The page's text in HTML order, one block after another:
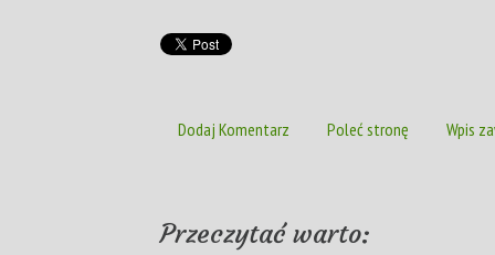
Dodaj Komentarz Poleć stronę Wpis
Przeczytać warto: